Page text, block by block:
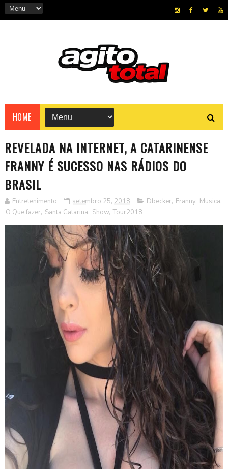
HOME
REVELADA NA INTERNET, A CATARINENSE
FRANNY É SUCESSO NAS RÁDIOS DO
BRASIL
Entretenimento setembro 25, 2018 Dbecker, Franny, Musica,
O Que fazer, Santa Catarina, Show, Tour2018